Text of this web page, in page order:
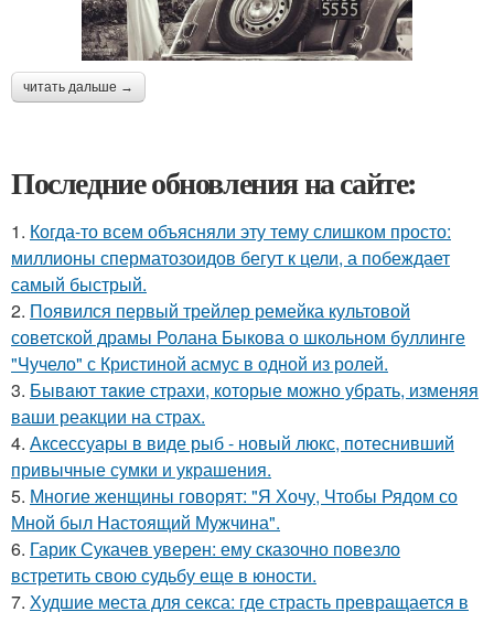
читать дальше →
Последние обновления на сайте:
1. Когда-то всем объясняли эту тему слишком просто:
миллионы сперматозоидов бегут к цели, а побеждает
самый быстрый.
2. Появился первый трейлер ремейка культовой
советской драмы Ролана Быкова о школьном буллинге
"Чучело" с Кристиной асмус в одной из ролей.
3. Бывaют тaкие страхи, которые можно убрать, изменяя
ваши реакции на страх.
4. Аксессуары в виде рыб - новый люкс, потеснивший
привычные сумки и украшения.
5. Многие женщины говорят: "Я Хочу, Чтобы Рядом со
Мной был Настоящий Мужчина".
6. Гарик Сукачев уверен: ему сказочно повезло
встретить свою судьбу еще в юности.
7. Худшие места для секса: где страсть превращается в